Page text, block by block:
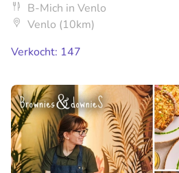
B-Mich in Venlo
Venlo (10km)
Verkocht: 147